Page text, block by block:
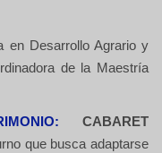
en Desarrollo Agrario y
de la Maestría
CABARET
que busca adaptarse